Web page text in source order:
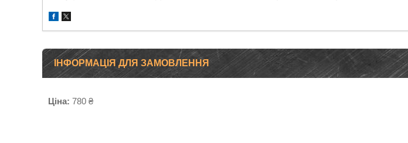
ІНФОРМАЦІЯ ДЛЯ ЗАМОВЛЕННЯ
Ціна: 780 ₴